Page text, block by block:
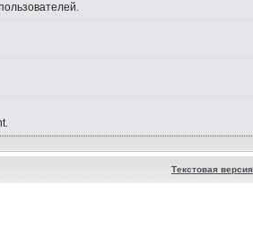
Текстовая версия